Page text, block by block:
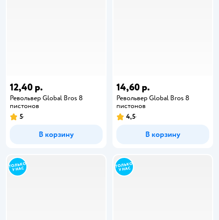
12,40 р.
Револьвер Global Bros 8
пистонов
5
В корзину
14,60 р.
Револьвер Global Bros 8
пистонов
4,5
В корзину